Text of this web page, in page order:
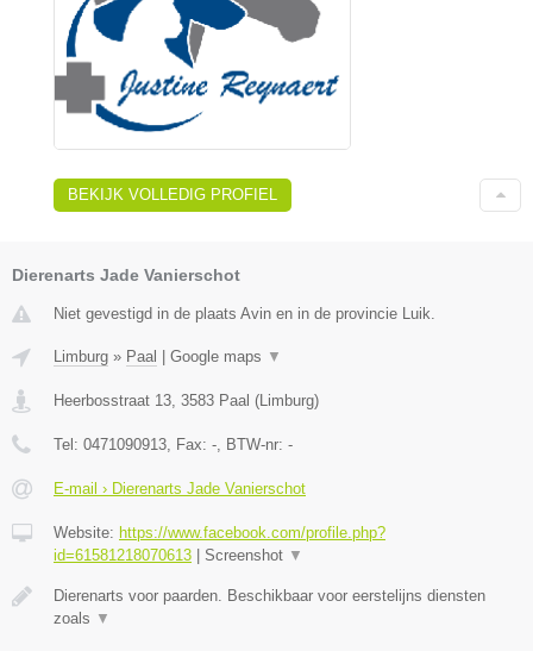
BEKIJK VOLLEDIG PROFIEL
Dierenarts Jade Vanierschot
Niet gevestigd in de plaats Avin en in de provincie Luik.
Limburg » Paal Google maps ▼
Heerbosstraat 13, 3583 Paal (Limburg)
Tel: 0471090913, Fax: -, BTW-nr: -
E-mail › Dierenarts Jade Vanierschot
Website: https://www.facebook.com/profile.php?
id=61581218070613
Screenshot ▼
Dierenarts voor paarden. Beschikbaar voor eerstelijns diensten
zoals ▼